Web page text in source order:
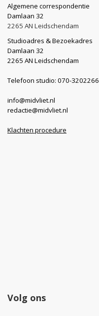
Algemene correspondentie
Damlaan 32
2265 AN Leidschendam
Studioadres & Bezoekadres
Damlaan 32
2265 AN Leidschendam
Telefoon studio: 070-3202266
info@midvliet.nl
redactie@midvliet.nl
Klachten procedure
Volg ons